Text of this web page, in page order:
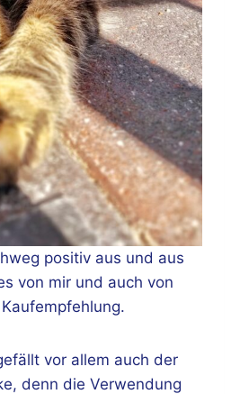
positiv aus und aus
von mir und auch von
vor allem auch der
denn die Verwendung